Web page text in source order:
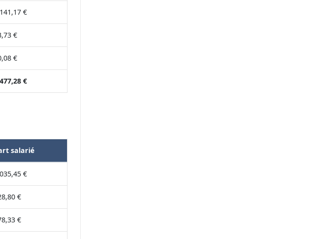
€
€
€
€
salarié
€
€
€